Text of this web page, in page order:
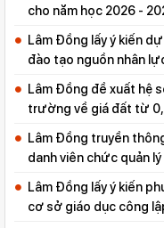
cho năm học 2026 -
Lâm Đồng lấy ý kiến
đào tạo nguồn nhân
Lâm Đồng đề xuất hệ
trường về giá đất từ
Lâm Đồng truyền
danh viên chức quản lý
Lâm Đồng lấy ý kiến
cơ sở giáo dục công